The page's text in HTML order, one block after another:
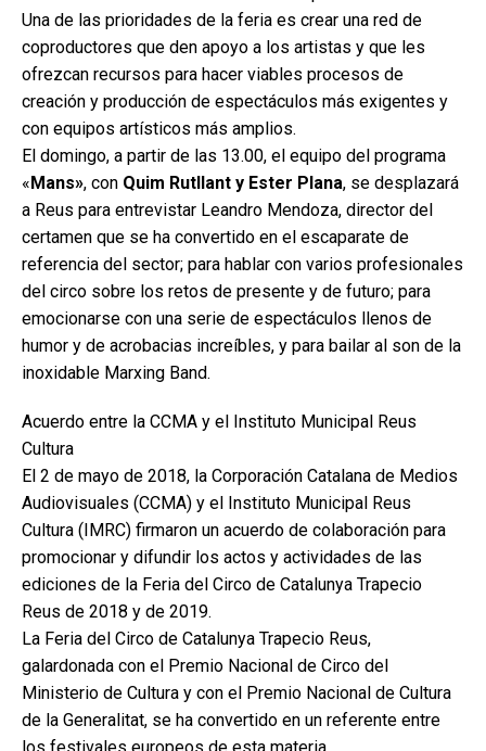
Una de las prioridades de la feria es crear una red de
coproductores que den apoyo a los artistas y que les
ofrezcan recursos para hacer viables procesos de
creación y producción de espectáculos más exigentes y
con equipos artísticos más amplios.
El domingo, a partir de las 13.00, el equipo del programa
«Mans», con Quim Rutllant y Ester Plana, se desplazará
a Reus para entrevistar Leandro Mendoza, director del
certamen que se ha convertido en el escaparate de
referencia del sector; para hablar con varios profesionales
del circo sobre los retos de presente y de futuro; para
emocionarse con una serie de espectáculos llenos de
humor y de acrobacias increíbles, y para bailar al son de la
inoxidable Marxing Band.
Acuerdo entre la CCMA y el Instituto Municipal Reus
Cultura
El 2 de mayo de 2018, la Corporación Catalana de Medios
Audiovisuales (CCMA) y el Instituto Municipal Reus
Cultura (IMRC) firmaron un acuerdo de colaboración para
promocionar y difundir los actos y actividades de las
ediciones de la Feria del Circo de Catalunya Trapecio
Reus de 2018 y de 2019.
La Feria del Circo de Catalunya Trapecio Reus,
galardonada con el Premio Nacional de Circo del
Ministerio de Cultura y con el Premio Nacional de Cultura
de la Generalitat, se ha convertido en un referente entre